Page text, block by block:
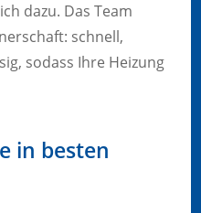
dazu. Das Team
schnell,
sodass Ihre Heizung
in besten